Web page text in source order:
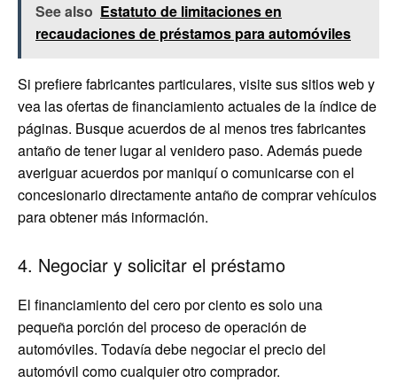
See also Estatuto de limitaciones en
recaudaciones de préstamos para automóviles
Si prefiere fabricantes particulares, visite sus sitios web y
vea las ofertas de financiamiento actuales de la índice de
páginas. Busque acuerdos de al menos tres fabricantes
antaño de tener lugar al venidero paso. Además puede
averiguar acuerdos por maniquí o comunicarse con el
concesionario directamente antaño de comprar vehículos
para obtener más información.
4. Negociar y solicitar el préstamo
El financiamiento del cero por ciento es solo una
pequeña porción del proceso de operación de
automóviles. Todavía debe negociar el precio del
automóvil como cualquier otro comprador.